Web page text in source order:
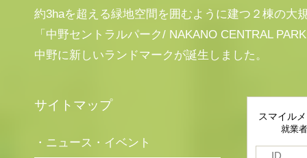
約3haを超える緑地空間を囲むように建つ２棟の大
「中野セントラルパーク/ NAKANO CENTRAL
中野に新しいランドマークが誕生しました。
サイトマップ
・ニュース・イベント
スマイル
就業